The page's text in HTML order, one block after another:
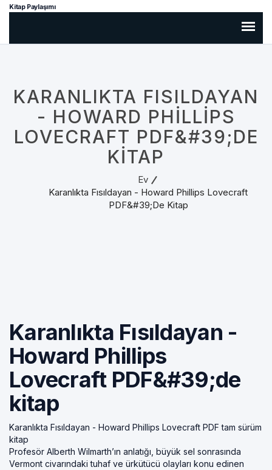
Kitap Paylaşımı
KARANLIKTA FISILDAYAN
- HOWARD PHILLIPS
LOVECRAFT PDF&#39;DE
KITAP
Ev
Karanlıkta Fısıldayan - Howard Phillips Lovecraft
PDF&#39;de Kitap
Karanlıkta Fısıldayan -
Howard Phillips
Lovecraft PDF&#39;de
kitap
Karanlıkta Fısıldayan - Howard Phillips Lovecraft PDF tam sürüm
kitap
Profesör Alberth Wilmarth’ın anlatığı, büyük sel sonrasında
Vermont civarındaki tuhaf ve ürkütücü olayları konu edinen